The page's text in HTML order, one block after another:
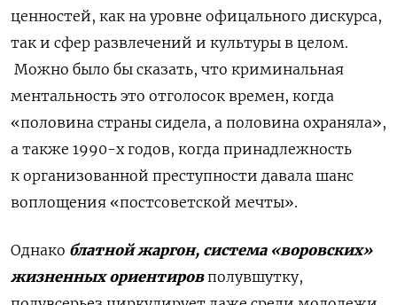
ценностей, как на уровне офицального дискурса,
так и сфер развлечений и культуры в целом.
Можно было бы сказать, что криминальная
ментальность это отголосок времен, когда
«половина страны сидела, а половина охраняла»,
а также 1990-х годов, когда принадлежность
к организованной преступности давала шанс
воплощения «постсоветской мечты».
Однако блатной жаргон, система «воровских»
жизненных ориентировполувшутку,